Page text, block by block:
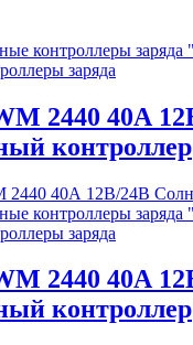
контроллеры
заряда
2440 40А
контроллер
контроллеры
заряда
2440 40А
контроллер